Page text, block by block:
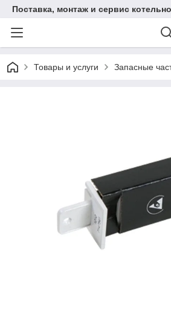
Поставка, монтаж и сервис
Товары и услуги Запасные